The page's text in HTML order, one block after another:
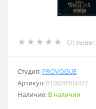
Отзывы:
Студия: PROVOGUE
Артикул: 810020504477
Наличие: В наличии